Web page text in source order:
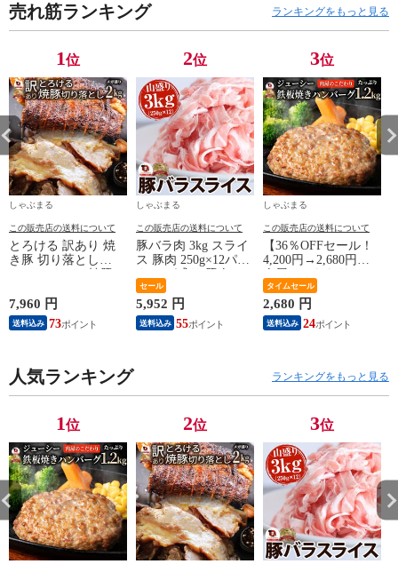
売れ筋ランキング ランキングをもっと見る
1位
しゃぶまる
この販売店の送料について
とろける 訳あり 焼
き豚 切り落とし
た おつまみ チャー
ハン 炒飯 丼 ラーメ
ン 解凍するだけ 簡
7,960 円
送料込み 73
2位
しゃぶまる
この販売店の送料について
豚バラ肉 3kg スライ
ス 豚肉 250g×12パッ
ーベキュー スライス
バラ 冷凍 小分け 便
利 送料無料
セール
5,952 円
送料込み 55
3位
しゃぶまる
この販売店の送料について
【36％OFFセール！
4,200円→2,680円】
バーグ！デミソース
なし 12個 お取り寄
せ お取り寄せグルメ
グルメ 湯せん 湯煎
しい
タイムセール
2,680 円
送料込み 24
人気ランキング ランキングをもっと見る
1位 2位 3位